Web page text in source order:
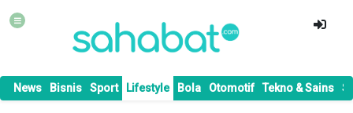
News Bisnis Sport Lifestyle Bola Otomotif Tekno & Sains